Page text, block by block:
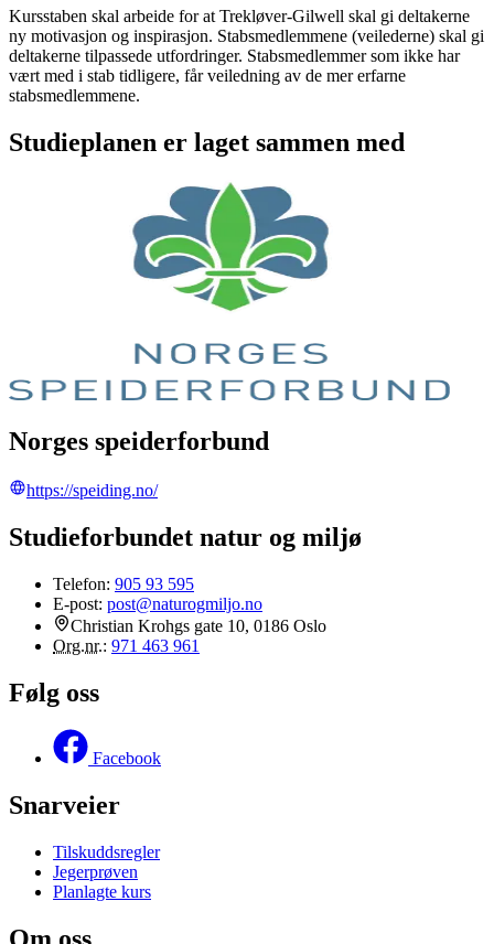
Kursstaben skal arbeide for at Trekløver-Gilwell skal gi deltakerne
ny motivasjon og inspirasjon. Stabsmedlemmene (veilederne) skal gi
deltakerne tilpassede utfordringer. Stabsmedlemmer som ikke har
vært med i stab tidligere, får veiledning av de mer erfarne
stabsmedlemmene.
Studieplanen er laget sammen med
Norges speiderforbund
https://speiding.no/
Studieforbundet natur og miljø
Telefon: 905 93 595
E-post: post@naturogmiljo.no
Christian Krohgs gate 10, 0186 Oslo
Org.nr.: 971 463 961
Følg oss
Facebook
Snarveier
Tilskuddsregler
Jegerprøven
Planlagte kurs